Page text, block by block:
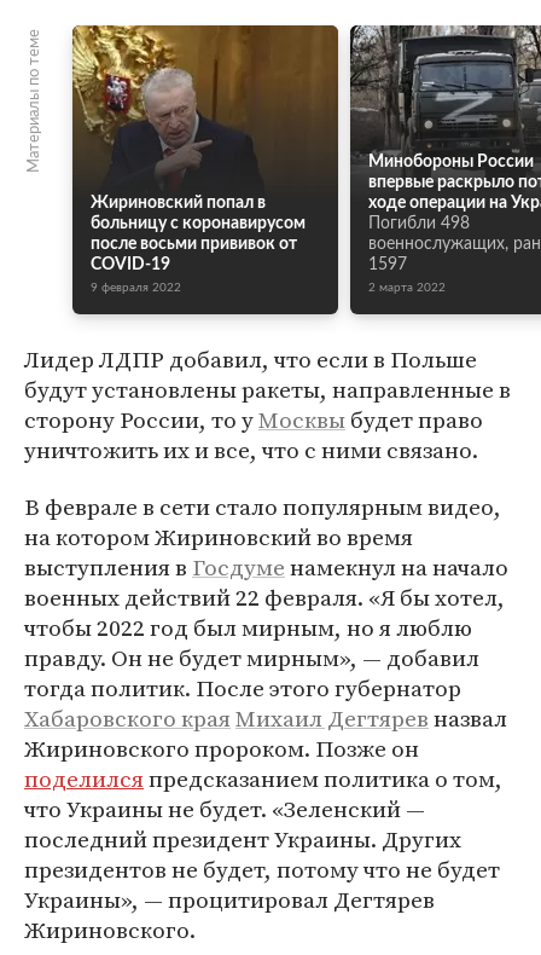
Материалы по теме
Жириновский попал в
больницу с коронавирусом
после восьми прививок от
COVID-19
9 февраля 2022
Минобороны России
впервые раскрыло
ходе операции на
Погибли 498
военнослужащих,
1597
2 марта 2022
Лидер ЛДПР добавил, что если в Польше
будут установлены ракеты, направленные в
сторону России, то уМосквыбудет право
уничтожить их и все, что с ними связано.
В феврале в сети стало популярным видео,
на котором Жириновский во время
выступления в Госдуменамекнул на начало
военных действий 22 февраля. «Я бы хотел,
чтобы 2022 год был мирным, но я люблю
правду. Он не будет мирным», — добавил
тогда политик. После этого губернатор
Хабаровского краяМихаил Дегтяревназвал
Жириновского пророком. Позже он
поделилсяпредсказанием политика о том,
что Украины не будет. «Зеленский —
последний президент Украины. Других
президентов не будет, потому что не будет
Украины», — процитировал Дегтярев
Жириновского.